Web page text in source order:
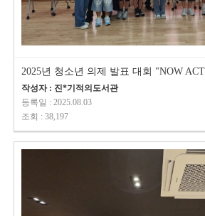
2025년 청소년 의제 발표 대회 "NOW
작성자 : 진*기적의도서관
등록일 : 2025.08.03
조회 : 38,197